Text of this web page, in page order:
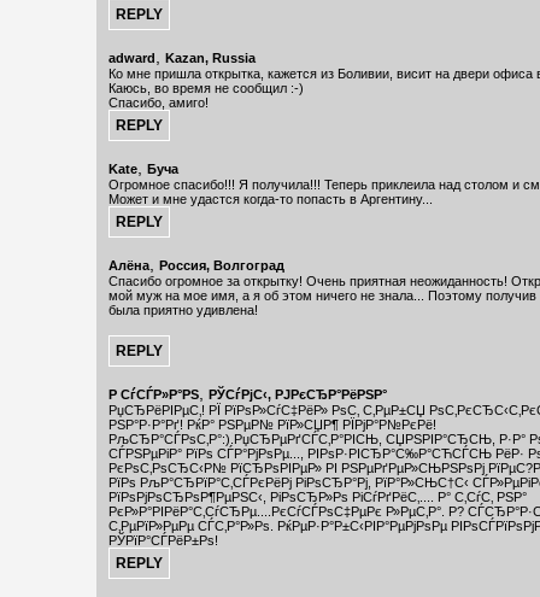
adward, Kazan, Russia
Ко мне пришла открытка, кажется из Боливии, висит на двери офиса
Каюсь, во время не сообщил :-)
Спасибо, амиго!
Kate, Буча
Огромное спасибо!!! Я получила!!! Теперь приклеила над столом и
Может и мне удастся когда-то попасть в Аргентину...
Алёна, Россия, Волгоград
Спасибо огромное за открытку! Очень приятная неожиданность!
мой муж на мое имя, а я об этом ничего не знала... Поэтому получив
была приятно удивлена!
Р СѓСЃР»Р°РЅ, РЎСѓРјС‹, РЈРєСЂР°РёРЅР°
РџСЂРёРІРµС‚! РЇ РїРѕР»СѓС‡РёР» РѕС‚ С‚РµР±СЏ
РЅР°Р·Р°Рґ! РќР° РЅРµР№ РїР»СЏР¶ РЇРјР°Р№РєРё!
РљСЂР°СЃРѕС‚Р°:).РџСЂРµРґСЃС‚Р°РІСЊ, СЏРЅРІР°СЂСЊ, Р·Р°
СЃРЅРµРіР° РїРѕ СЃР°РјРѕРµ..., РІРѕР·РІСЂР°С‰Р°СЋСЃСЊ РёР·
РєРѕС‚РѕСЂС‹Р№ РїСЂРѕРІРµР» РІ РЅРµРґРµР»СЊРЅРѕРј
РїРѕ РљР°СЂРїР°С‚СЃРєРёРј РіРѕСЂР°Рј, РїР°Р»СЊС†С‹
РїРѕРјРѕСЂРѕР¶РµРЅС‹, РіРѕСЂР»Рѕ РіСѓРґРёС‚.... Р° С‚СѓС‚ РЅР°
РєР»Р°РІРёР°С‚СѓСЂРµ....РєСѓСЃРѕС‡РµРє Р»РµС‚Р°. Р?
С‚РµРїР»РµРµ СЃС‚Р°Р»Рѕ. РќРµР·Р°Р±С‹РІР°РµРјРѕРµ
РЎРїР°СЃРёР±Рѕ!